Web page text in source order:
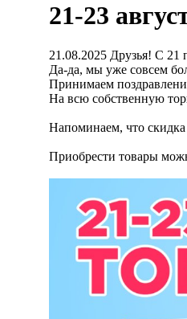
Карта сайта
21-23
21.08.2025 Друзья! С 21
Да-да, мы уже совсем
Принимаем
На всю собственную
Напоминаем, что скидка
Приобрести товары